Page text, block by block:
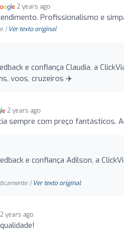
2 years ago
Profissionalismo e
| Ver texto original
e confiança Claudia, a
voos, cruzeiros ✈️
2 years ago
sempre com preço fantásticos.
e confiança Adilson, a
| Ver texto original
2 years ago